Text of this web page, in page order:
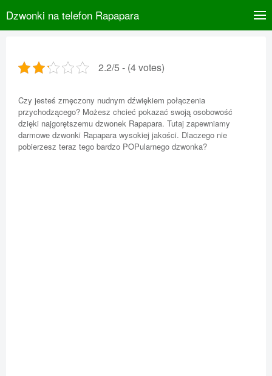
Dzwonki na telefon Rapapara
2.2/5 - (4 votes)
Czy jesteś zmęczony nudnym dźwiękiem połączenia
przychodzącego? Możesz chcieć pokazać swoją osobowość
dzięki najgorętszemu dzwonek Rapapara. Tutaj zapewniamy
darmowe dzwonki Rapapara wysokiej jakości. Dlaczego nie
pobierzesz teraz tego bardzo POPularnego dzwonka?